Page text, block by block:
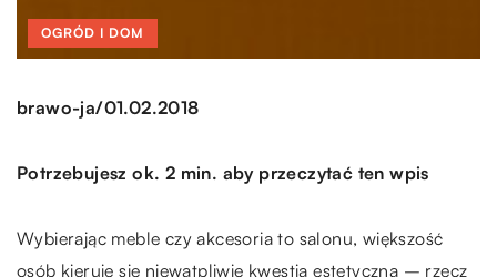
OGRÓD I DOM
brawo-ja/01.02.2018
Potrzebujesz ok. 2 min. aby przeczytać ten wpis
Wybierając meble czy akcesoria to salonu, większość
osób kieruje się niewątpliwie kwestią estetyczną – rzecz